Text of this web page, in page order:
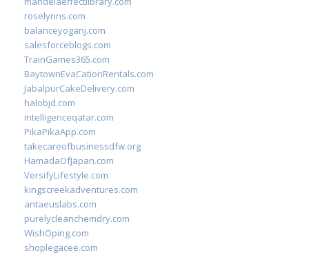
roselynns.com
balanceyoganj.com
salesforceblogs.com
TrainGames365.com
BaytownEvaCationRentals.com
JabalpurCakeDelivery.com
halobjd.com
intelligenceqatar.com
PikaPikaApp.com
takecareofbusinessdfw.org
HamadaOfJapan.com
VersifyLifestyle.com
kingscreekadventures.com
antaeuslabs.com
purelycleanchemdry.com
WishOping.com
shoplegacee.com